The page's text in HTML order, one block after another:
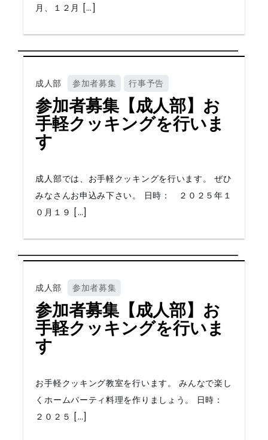
月、１２月 […]
成人部 参加者募集 行事予告
参加者募集【成人部】お
手軽クッキングを行いま
す
成人部では、お手軽クッキングを行います。 ぜひ
みなさんお申込み下さい。 日時： ２０２５年１
０月１９ […]
成人部 参加者募集
参加者募集【成人部】お
手軽クッキングを行いま
す
お手軽クッキング教室を行います。 みんなで楽し
くホームパーティ料理を作りましょう。 日時：
２０２５ […]